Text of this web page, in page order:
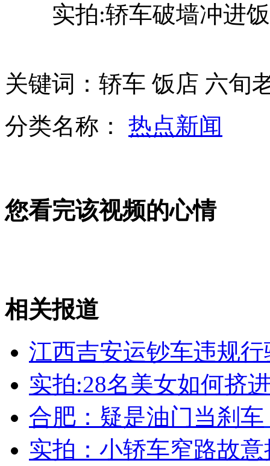
黄晓明受伤 制片方承诺不换角
黄晓明受伤脚趾或需动手术
山西运城恶犬咬伤多人 警民合力深夜将其击毙
无痛分娩是否安全 医生回应
外交部：有关国家言论片面不公正
安徽一实载49人客车翻车
走！跟着总书记去植树
实拍:轿车破墙冲进饭
关键词：轿车 饭店 六旬
分类名称： 热点新闻
您看完该视频的心情
相关报道
江西吉安运钞车违规
实拍:28名美女如何挤
合肥：疑是油门当刹车
实拍：小轿车窄路故